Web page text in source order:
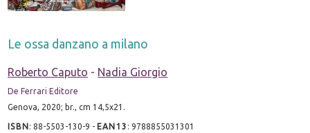
Le ossa danzano a milano
Roberto Caputo - Nadia Giorgio
De Ferrari Editore
Genova, 2020; br., cm 14,5x21.
ISBN:88-5503-130-9 - EAN13 :9788855031301